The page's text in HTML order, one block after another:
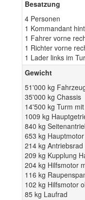
Besatzung
4 Personen
1 Kommandant
1 Fahrer vorne
1 Richter vorne
1 Lader links im
Gewicht
51'000 kg
35'000 kg Chassis
14'500 kg Turm
1009 kg
840 kg
653 kg Hauptmotor
214 kg Antriebsrad
209 kg Kupplung
204 kg Hilfsmotor
116 kg
102 kg Hilfsmotor
85 kg Laufrad